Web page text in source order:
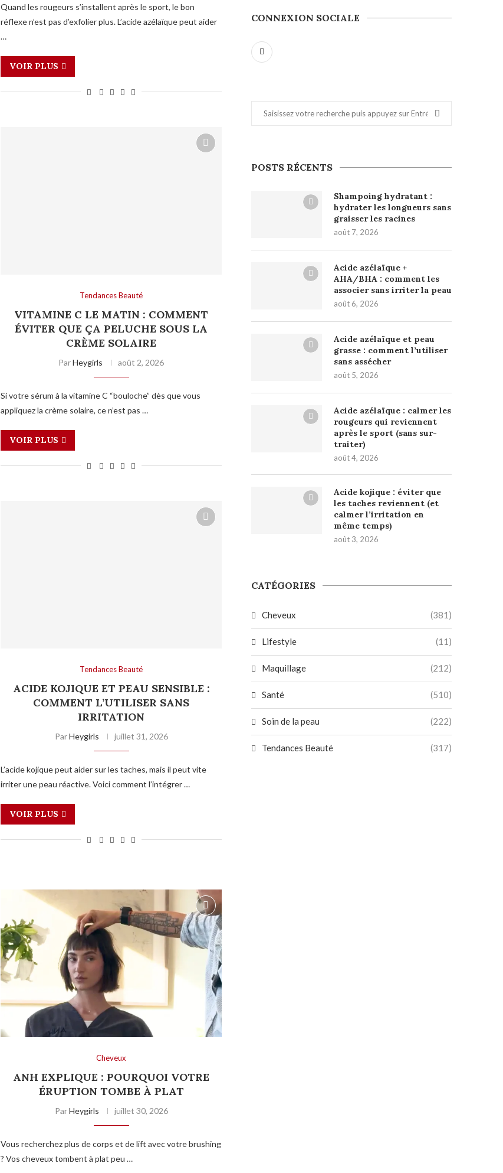
Quand les rougeurs s’installent après le sport, le bon
réflexe n’est pas d’exfolier plus. L’acide azélaïque peut aider
…
VOIR PLUS
Tendances Beauté
VITAMINE C LE MATIN : COMMENT
ÉVITER QUE ÇA PELUCHE SOUS LA
CRÈME SOLAIRE
ParHeygirls août 2, 2026
Si votre sérum à la vitamine C “bouloche” dès que vous
appliquez la crème solaire, ce n’est pas …
VOIR PLUS
Tendances Beauté
ACIDE KOJIQUE ET PEAU SENSIBLE :
COMMENT L’UTILISER SANS
IRRITATION
ParHeygirls juillet 31, 2026
L’acide kojique peut aider sur les taches, mais il peut vite
irriter une peau réactive. Voici comment l’intégrer …
VOIR PLUS
Cheveux
ANH EXPLIQUE : POURQUOI VOTRE
ÉRUPTION TOMBE À PLAT
ParHeygirls juillet 30, 2026
Vous recherchez plus de corps et de lift avec votre brushing
? Vos cheveux tombent à plat peu …
CONNEXION SOCIALE
POSTS RÉCENTS
Shampoing hydratant :
hydrater les longueurs sans
graisser les racines
août 7, 2026
Acide azélaïque +
AHA/BHA : comment les
associer sans irriter la peau
août 6, 2026
Acide azélaïque et peau
grasse : comment l’utiliser
sans assécher
août 5, 2026
Acide azélaïque : calmer les
rougeurs qui reviennent
après le sport (sans sur-
traiter)
août 4, 2026
Acide kojique : éviter que
les taches reviennent (et
calmer l’irritation en
même temps)
août 3, 2026
CATÉGORIES
Cheveux (381)
Lifestyle (11)
Maquillage (212)
Santé (510)
Soin de la peau (222)
Tendances Beauté (317)